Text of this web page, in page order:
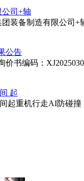
司+轴
装备制造有限公司
公告
书编码：
起
间起重机行走AI防碰